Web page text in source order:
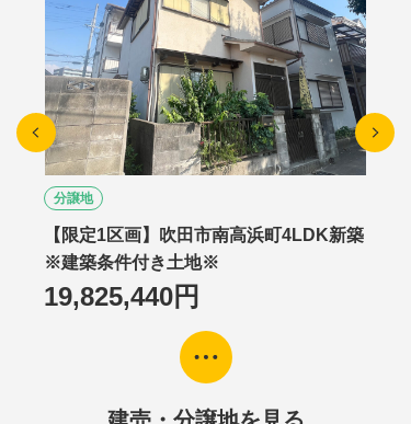
分譲地
【限定1区画】吹田市南高浜町4LDK新築
※建築条件付き土地※
19,825,440円